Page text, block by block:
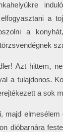
a
a
Azt hittem,
a tulajdonos.
a sok
majd elmesélem
dióbarnára